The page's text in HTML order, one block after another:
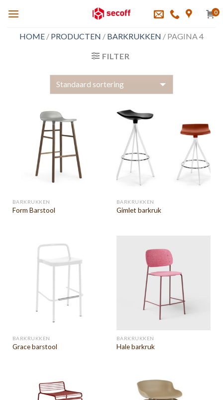
0
HOME / PRODUCTEN / BARKRUKKEN / PAGINA 4
FILTER
BARKRUKKEN
Form Barstool
BARKRUKKEN
Gimlet barkruk
BARKRUKKEN
Grace barstool
BARKRUKKEN
Hale barkruk